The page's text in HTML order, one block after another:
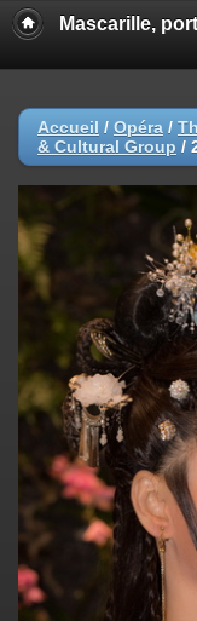
Mascarille,
Accueil / Opéra /
& Cultural Group /